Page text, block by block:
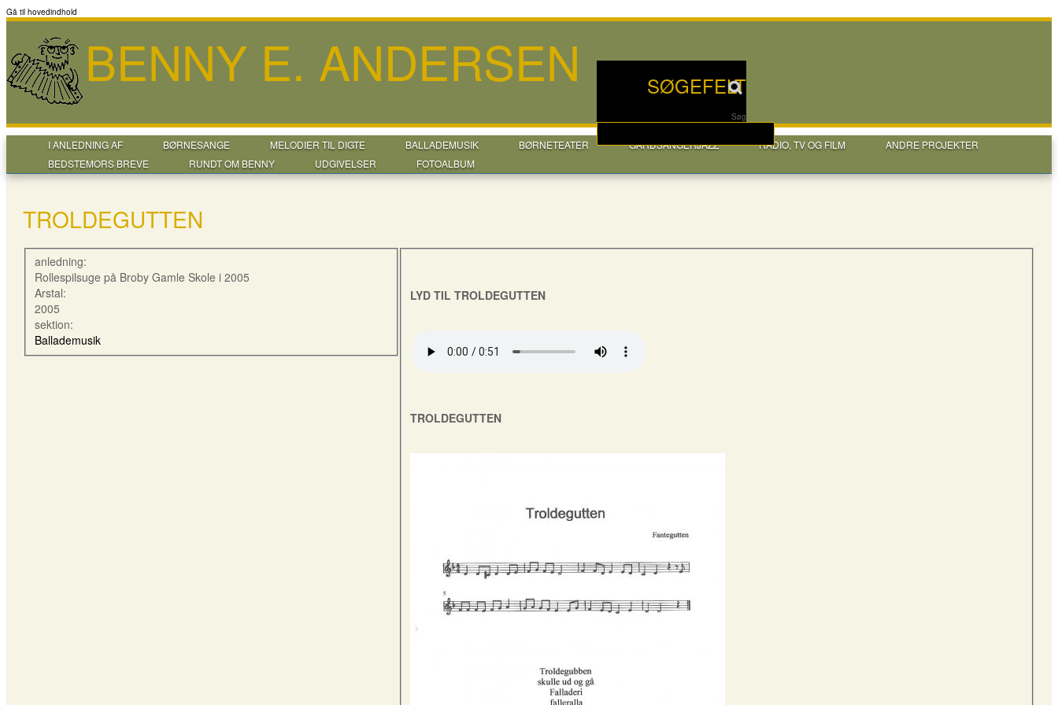
Gå til hovedindhold
SØGEFELT
Søg
BENNY E. ANDERSEN
I ANLEDNING AF BØRNESANGE MELODIER TIL DIGTE BALLADEMUSIK BØRNETEATER GÅRDSANGERJAZZ RADIO, TV OG FILM
ANDRE PROJEKTER
BEDSTEMORS BREVE
RUNDT OM BENNY UDGIVELSER FOTOALBUM
TROLDEGUTTEN
anledning:
Rollespilsuge på Broby Gamle Skole i 2005
Arstal:
2005
sektion:
Ballademusik
LYD TIL TROLDEGUTTEN
TROLDEGUTTEN